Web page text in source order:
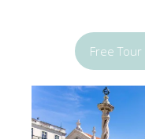
Free